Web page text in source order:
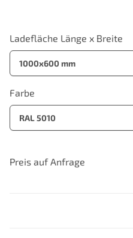
Ladefläche Länge x Breite
1000x600 mm
Farbe
RAL 5010
Preis auf Anfrage